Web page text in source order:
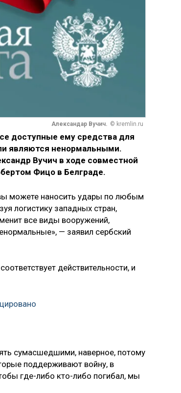
Александар Вучич. © kremlin.ru
доступные ему средства для
являются ненормальными.
Вучич в ходе совместной
Фицо в Белграде.
можете наносить удары по любым
логистику западных стран,
все виды вооружений,
— заявил сербский
действительности, и
сумасшедшими, наверное, потому
поддерживают войну, в
где-либо кто-либо погибал, мы